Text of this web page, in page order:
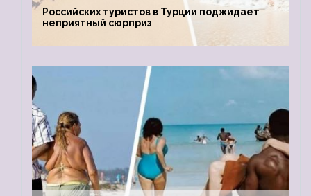
Российских туристов в Турции поджидает
неприятный сюрприз